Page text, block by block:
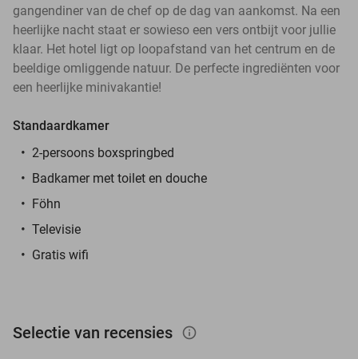
gangendiner van de chef op de dag van aankomst. Na een
heerlijke nacht staat er sowieso een vers ontbijt voor jullie
klaar. Het hotel ligt op loopafstand van het centrum en de
beeldige omliggende natuur. De perfecte ingrediënten voor
een heerlijke minivakantie!
Standaardkamer
2-persoons boxspringbed
Badkamer met toilet en douche
Föhn
Televisie
Gratis wifi
Selectie van recensies info_outlined